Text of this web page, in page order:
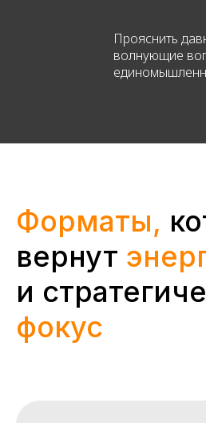
Прояснить
волнующие
Форматы,
вернут
и
фокус